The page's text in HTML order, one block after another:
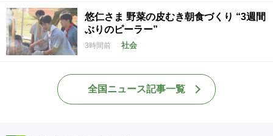
悠仁さま 野菜の皮むき朝食づくり “3週間
ぶりのピーラー”
3時間前 社会
全国ニュース記事一覧